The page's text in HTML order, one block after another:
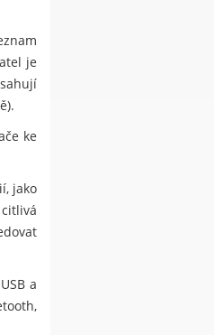
je
ke
jako
a